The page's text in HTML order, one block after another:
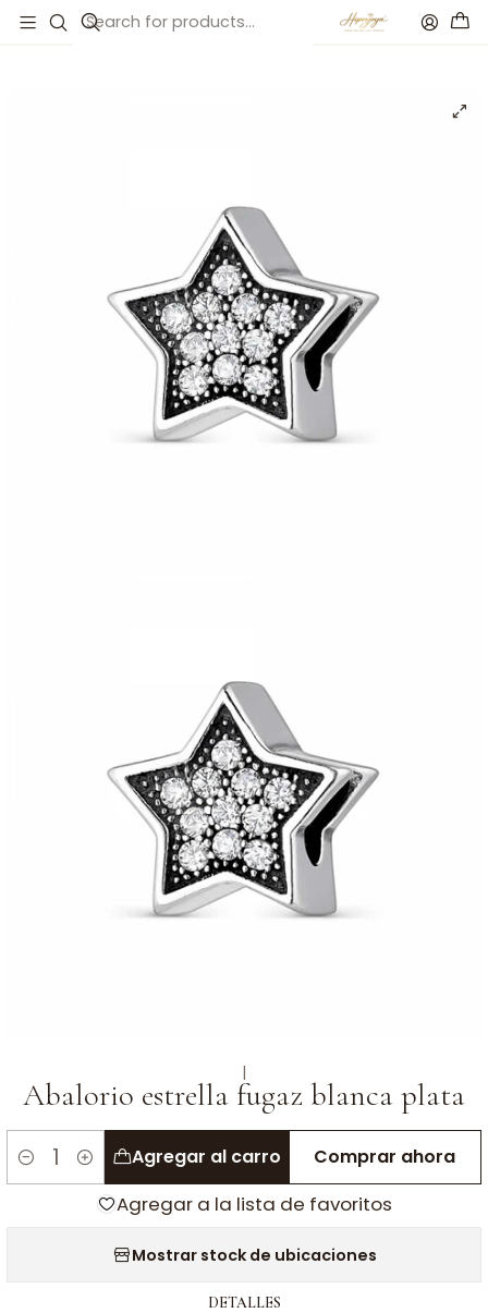
Inicio Catálogo Abalorio estrella fugaz blanca plata
|
Abalorio estrella fugaz blanca plata
Cantidad
Agregar al carro Comprar ahora
Agregar a la lista de favoritos
Mostrar stock de ubicaciones
DETALLES